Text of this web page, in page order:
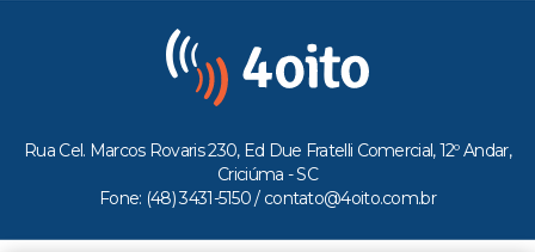
Rua Cel. Marcos Rovaris 230, Ed Due Fratelli Comercial, 12º Andar,
Criciúma - SC
Fone: (48) 3431-5150 / contato@4oito.com.br